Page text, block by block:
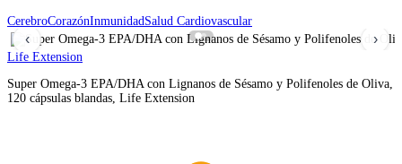
CerebroCorazónInmunidadSalud Cardiovascular
‹ ›
Life Extension
Super Omega-3 EPA/DHA con Lignanos de Sésamo y Polifenoles de Oliva,
120 cápsulas blandas, Life Extension